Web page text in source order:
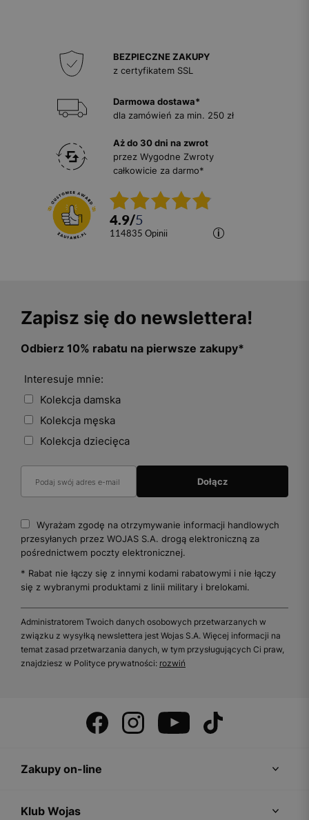
BEZPIECZNE ZAKUPY
z certyfikatem SSL
Darmowa dostawa*
dla zamówień za min. 250 zł
Aż do 30 dni na zwrot
przez Wygodne Zwroty
całkowicie za darmo*
4.9/5
114835 opinii
Zapisz się do newslettera!
Odbierz 10% rabatu na pierwsze zakupy*
Interesuje mnie:
Kolekcja damska
Kolekcja męska
Kolekcja dziecięca
Wyrażam zgodę na otrzymywanie informacji handlowych
przesyłanych przez WOJAS S.A. drogą elektroniczną za
pośrednictwem poczty elektronicznej.
* Rabat nie łączy się z innymi kodami rabatowymi i nie łączy
się z wybranymi produktami z linii military i brelokami.
Administratorem Twoich danych osobowych przetwarzanych w
związku z wysyłką newslettera jest Wojas S.A. Więcej informacji na
temat zasad przetwarzania danych, w tym przysługujących Ci praw,
znajdziesz w Polityce prywatności: rozwiń
Zakupy on-line
Klub Wojas